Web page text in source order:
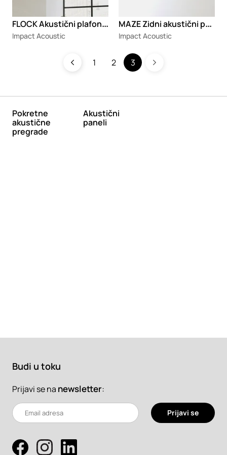
F
LOCK Akustični plafonski sistem po meri
Impact Acoustic
M
AZE Zidni akustični panel
Impact Acoustic
1 2 3
Pokretne
akustične
pregrade
Akustični
paneli
Budi u toku
Prijavi se na newsletter:
Prijavi se